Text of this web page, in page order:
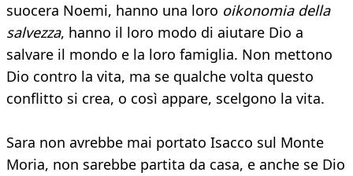
suocera Noemi, hanno una loro oikonomia della
salvezza, hanno il loro modo di aiutare Dio a
salvare il mondo e la loro famiglia. Non mettono
Dio contro la vita, ma se qualche volta questo
conflitto si crea, o così appare, scelgono la vita.
Sara non avrebbe mai portato Isacco sul Monte
Moria, non sarebbe partita da casa, e anche se Dio